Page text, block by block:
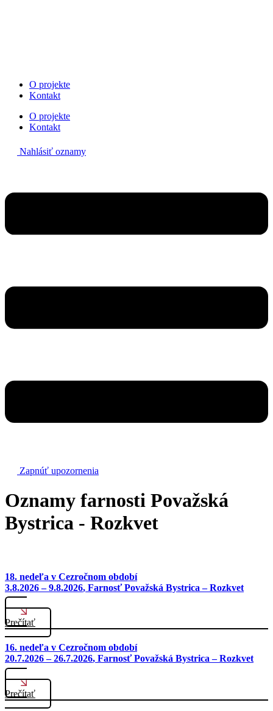
O projekte
Kontakt
O projekte
Kontakt
Nahlásiť oznamy
Zapnúť upozornenia
Oznamy farnosti Považská
Bystrica - Rozkvet
18. nedeľa v Cezročnom období
3.8.2026 – 9.8.2026, Farnosť Považská Bystrica – Rozkvet
Prečítať
16. nedeľa v Cezročnom období
20.7.2026 – 26.7.2026, Farnosť Považská Bystrica – Rozkvet
Prečítať